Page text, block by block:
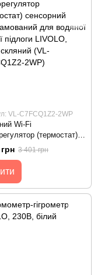
VL-C7FCQ1Z2-2WP
Wi-Fi
(термостат)
програмований для
теплої підлоги
білий скляний (VL-
2WP)
3 401 грн